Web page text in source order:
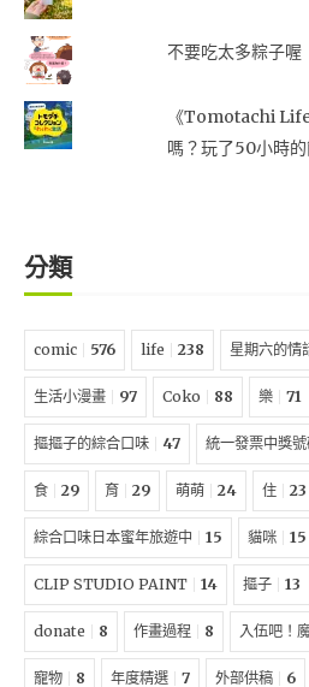
不要吃太多粽子喔
《Tomotachi
嗎？玩了50小時
分類
comic 576 life 238 星期六的情
生活小漫畫 97 Coko 88 樂 71
摳摳子的綜合口味 47 統一發票中獎
食 29 育 29 萌萌 24 住 23
綜合口味日本蜜年旅遊中 15 貓咪 15
CLIP STUDIO PAINT 14 摳子 13
donate 8 作畫過程 8 入伍吧！
寵物 8 年度精選 7 外部供稿 6